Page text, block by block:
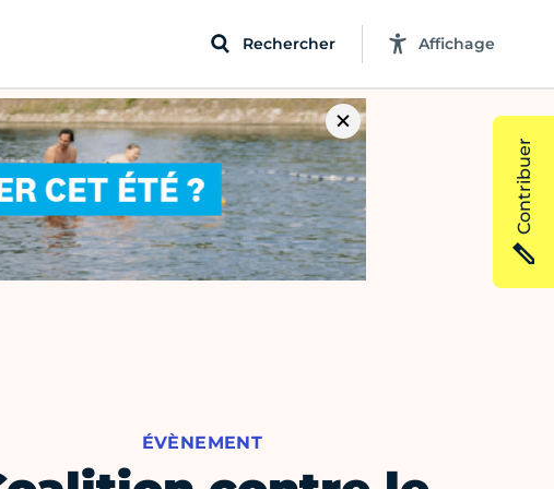
Rechercher Affichage
ÉVÈNEMENT
Contribuer